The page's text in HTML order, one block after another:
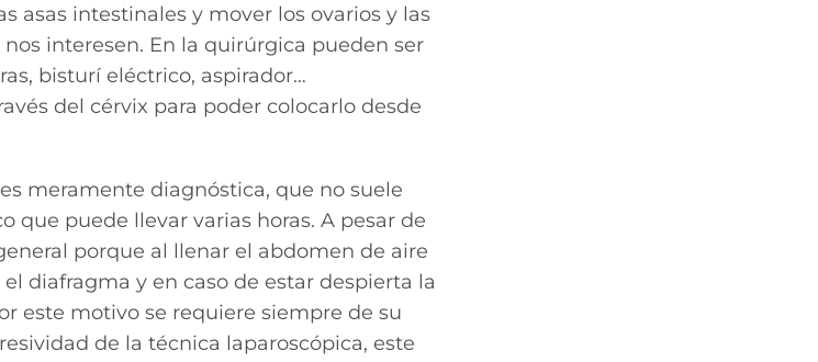
asas intestinales y mover los ovarios y las
interesen. En la quirúrgica pueden ser
bisturí eléctrico, aspirador…
del cérvix para poder colocarlo desde
meramente diagnóstica, que no suele
que puede llevar varias horas. A pesar de
porque al llenar el abdomen de aire
diafragma y en caso de estar despierta la
este motivo se requiere siempre de su
de la técnica laparoscópica, este